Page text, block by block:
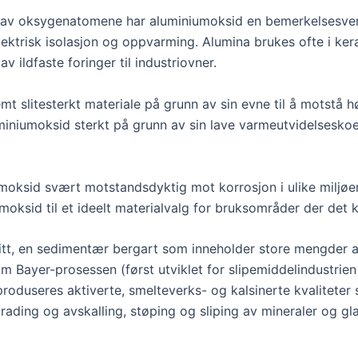
oksygenatomene har aluminiumoksid en
isolasjon og oppvarming. Alumina brukes ofte i
ildfaste foringer til industriovner.
slitesterkt materiale på grunn av sin evne til å motstå
sterkt på grunn av sin lave
svært motstandsdyktig mot korrosjon i ulike
til et ideelt materialvalg for bruksområder der det
en sedimentær bergart som inneholder store mengder
Bayer-prosessen (først utviklet for
aktiverte, smelteverks- og kalsinerte kvaliteter
og avskalling, støping og sliping av mineraler og